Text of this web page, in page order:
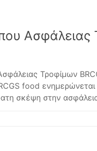
Ασφάλειας
Τροφίμων
food
σκέψη στην